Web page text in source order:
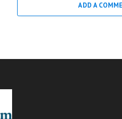
ADD A